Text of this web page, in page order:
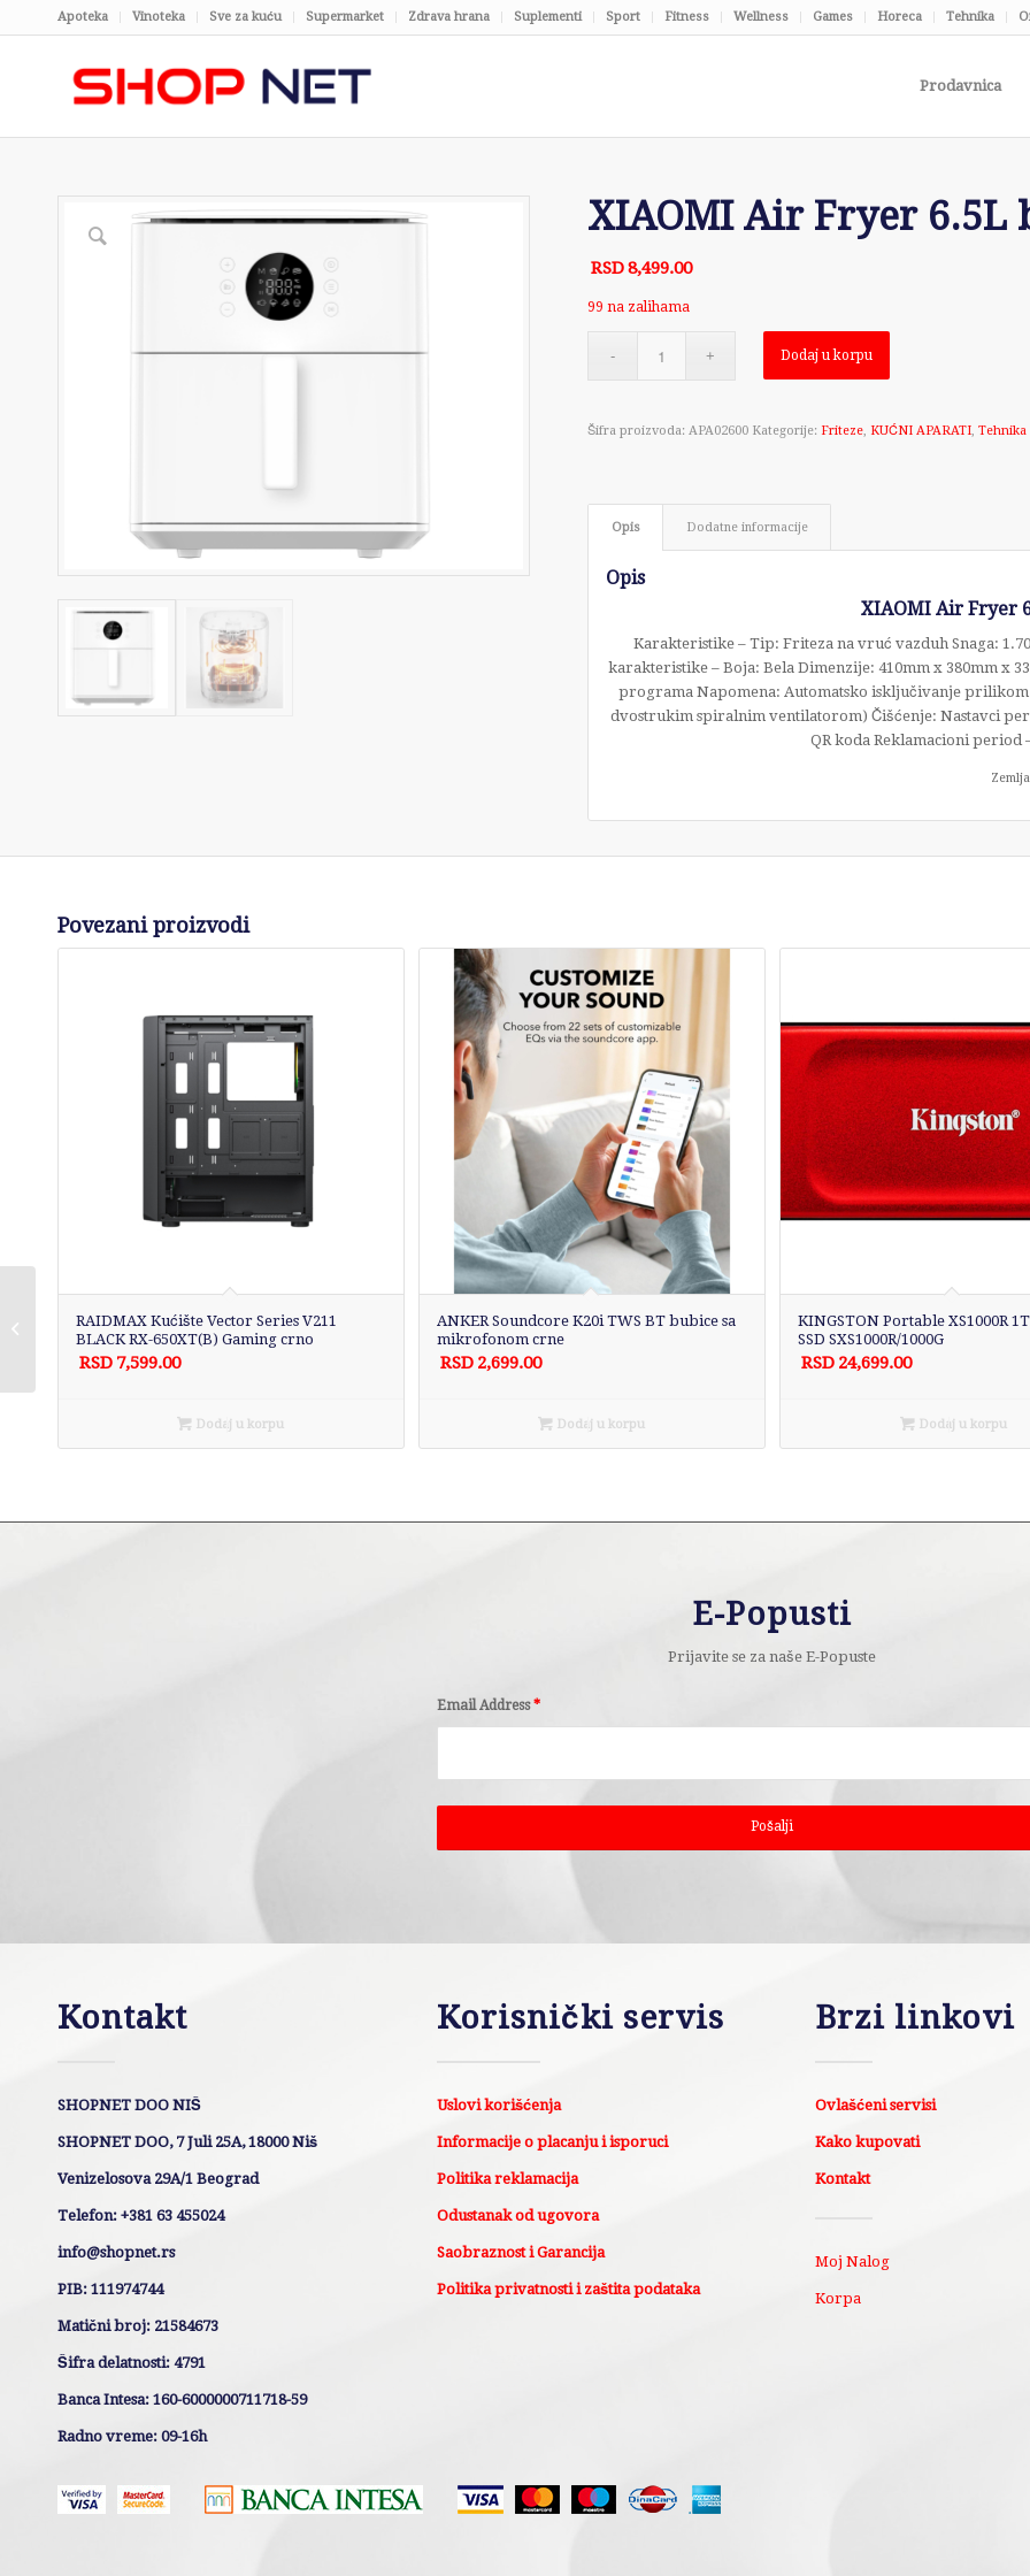
Apoteka Vinoteka Sve za kuću Supermarket Zdrava hrana Suplementi Sport Fitness Wellness Games Horeca Tehnika
Prodavnica
XIAOMI Air Fryer 6.5L
RSD8,499.00
99 na zalihama
Dodaj u korpu
Šifra proizvoda: APA02600 Kategorije: Friteze, KUĆNI APARATI, Tehnika
Opis Dodatne informacije
Opis
XIAOMI Air Fryer
Karakteristike – Tip: Friteza na vruć vazduh Snaga:
karakteristike – Boja: Bela Dimenzije: 410mm x 380mm x
programa Napomena: Automatsko isključivanje
dvostrukim spiralnim ventilatorom) Čišćenje: Nastavci
QR koda Reklamacioni period
Povezani proizvodi
RAIDMAX Kućište Vector Series V211
BLACK RX-650XT(B) Gaming crno
RSD 7,599.00
Dodaj u korpu
ANKER Soundcore K20i TWS BT bubice sa
mikrofonom crne
RSD 2,699.00
Dodaj u korpu
KINGSTON Portable XS1000R
SSD SXS1000R/1000G
RSD 24,699.00
Dodaj u korpu
E-Popusti
Prijavite se za naše E-Popuste
Email Address*
Kontakt
SHOPNET DOO NIŠ
SHOPNET DOO, 7 Juli 25A, 18000 Niš
Venizelosova 29A/1 Beograd
Telefon: +381 63 455024
info@shopnet.rs
PIB: 111974744
Matični broj: 21584673
Šifra delatnosti: 4791
Banca Intesa: 160-6000000711718-59
Radno vreme: 09-16h
Korisnički servis
Uslovi korišćenja
Informacije o placanju i isporuci
Politika reklamacija
Odustanak od ugovora
Saobraznost i Garancija
Politika privatnosti i zaštita podataka
Brzi linkovi
Ovlašćeni servisi
Kako kupovati
Kontakt
Moj Nalog
Korpa
E2725HM 100Hz Pro
IPS monitor